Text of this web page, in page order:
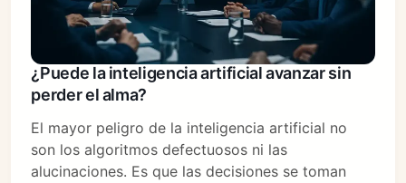
¿Puede la inteligencia artificial avanzar sin
perder el alma?
El mayor peligro de la inteligencia artificial no
son los algoritmos defectuosos ni las
alucinaciones. Es que las decisiones se toman